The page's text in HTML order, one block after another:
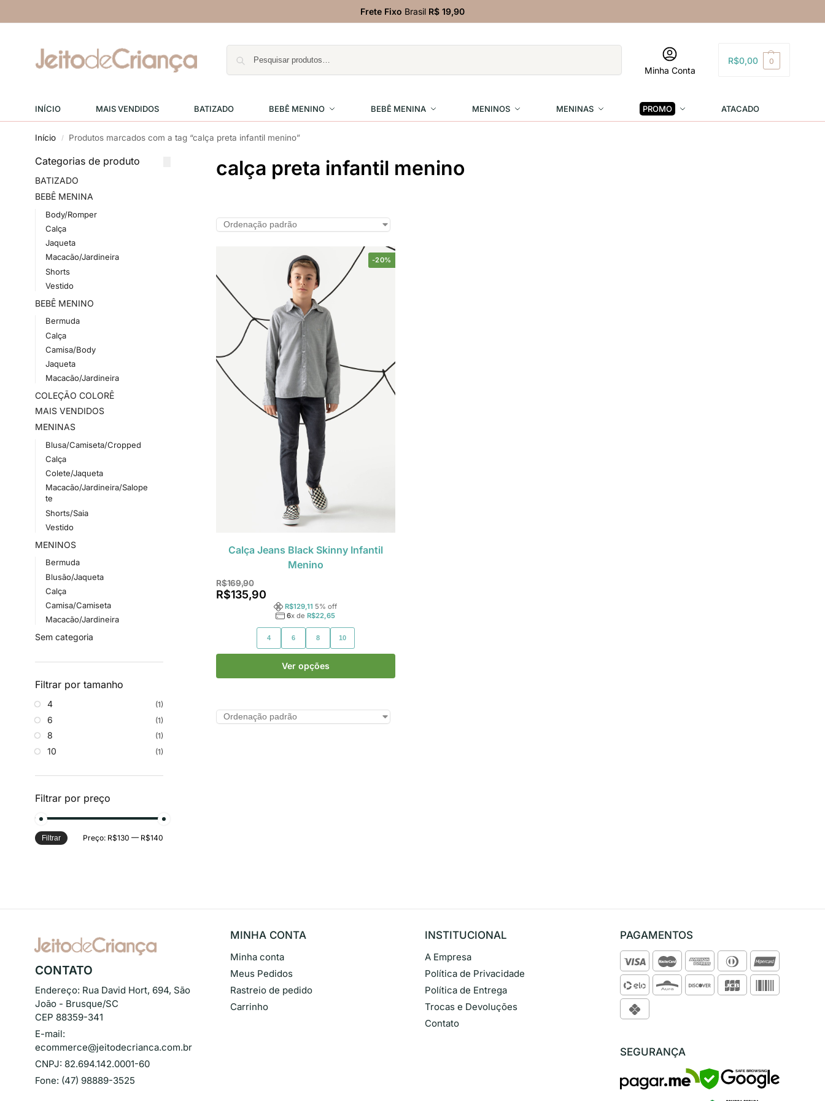
Frete Fixo Brasil R$ 19,90
Minha Conta
R$0,00 0
INÍCIO MAIS VENDIDOS BATIZADO BEBÊ MENINO BEBÊ MENINA MENINOS MENINAS PROMO ATACADO
Início / Produtos marcados com a tag “calça preta infantil menino”
calça preta infantil menino
-20%
Calça Jeans Black Skinny Infantil
Menino
R$169,90
R$135,90
R$129,11 5% off
6x deR$22,65
4 6 8 10
Ver opções
Categorias de produto
BATIZADO
BEBÊ MENINA
Body/Romper
Calça
Jaqueta
Macacão/Jardineira
Shorts
Vestido
BEBÊ MENINO
Bermuda
Calça
Camisa/Body
Jaqueta
Macacão/Jardineira
COLEÇÃO COLORÊ
MAIS VENDIDOS
MENINAS
Blusa/Camiseta/Cropped
Calça
Colete/Jaqueta
Macacão/Jardineira/Salope
te
Shorts/Saia
Vestido
MENINOS
Bermuda
Blusão/Jaqueta
Calça
Camisa/Camiseta
Macacão/Jardineira
Sem categoria
Filtrar por tamanho
4 (1)
6 (1)
8 (1)
10 (1)
Filtrar por preço
Filtrar Preço: R$130 — R$140
CONTATO
Endereço: Rua David Hort, 694, São
João - Brusque/SC
CEP 88359-341
E-mail:
ecommerce@jeitodecrianca.com.br
CNPJ: 82.694.142.0001-60
Fone: (47) 98889-3525
MINHA CONTA
Minha conta
Meus Pedidos
Rastreio de pedido
Carrinho
INSTITUCIONAL
A Empresa
Política de Privacidade
Política de Entrega
Trocas e Devoluções
Contato
PAGAMENTOS
SEGURANÇA
SAFE BROWSING